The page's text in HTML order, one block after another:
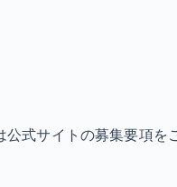
式サイトの募集要項を